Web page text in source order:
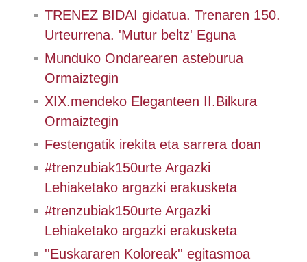
TRENEZ BIDAI gidatua. Trenaren 150.
Urteurrena. 'Mutur beltz' Eguna
Munduko Ondarearen asteburua
Ormaiztegin
XIX.mendeko Eleganteen II.Bilkura
Ormaiztegin
Festengatik irekita eta sarrera doan
#trenzubiak150urte Argazki
Lehiaketako argazki erakusketa
#trenzubiak150urte Argazki
Lehiaketako argazki erakusketa
''Euskararen Koloreak'' egitasmoa